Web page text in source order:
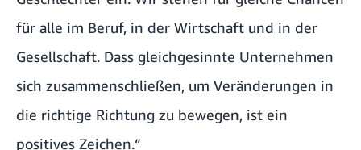
für alle im Beruf, in der Wirtschaft und in der
Gesellschaft. Dass gleichgesinnte Unternehmen
sich zusammenschließen, um Veränderungen in
die richtige Richtung zu bewegen, ist ein
positives Zeichen.“